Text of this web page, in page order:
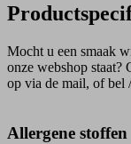
Mocht u een smaak
onze webshop staat?
op via de mail, of bel
Allergene stoffen